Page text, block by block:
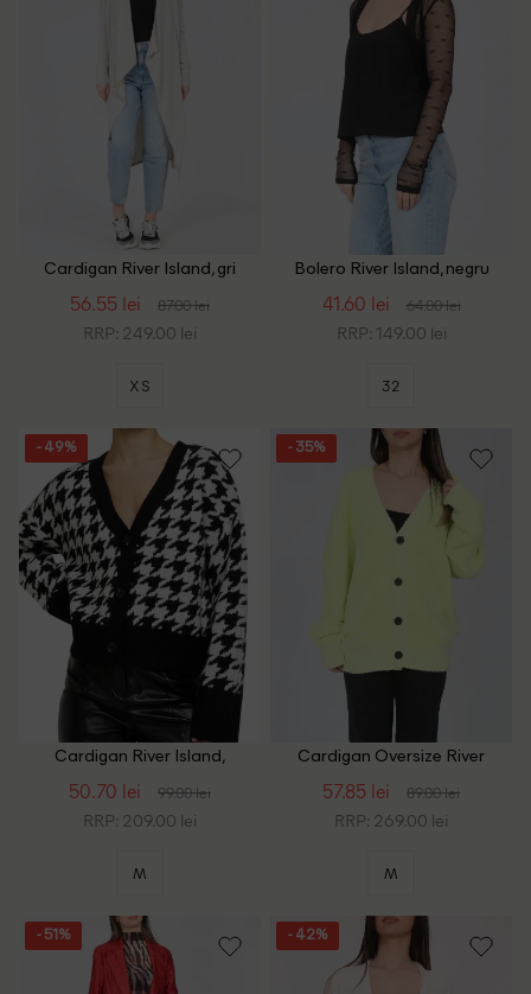
Cardigan River Island, gri
56.55 lei 87.00 lei
RRP: 249.00 lei
XS
Bolero River Island, negru
41.60 lei 64.00 lei
RRP: 149.00 lei
32
- 49%
Cardigan River Island,
50.70 lei 99.00 lei
RRP: 209.00 lei
M
- 35%
Cardigan Oversize River
57.85 lei 89.00 lei
RRP: 269.00 lei
M
- 51% - 42%